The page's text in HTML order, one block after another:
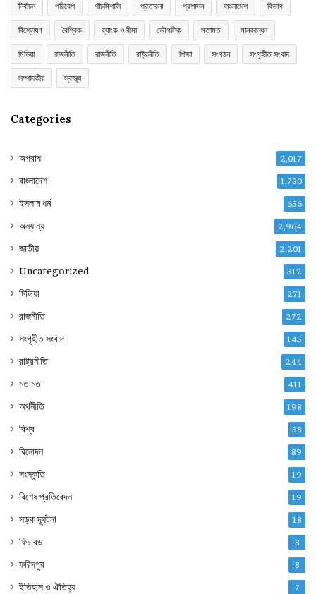
নির্বাচন পরিবেশ পাঁচমিশালি প্রতারনা প্রশাসন বাংলাদেশ বিভাগ
বিশ্লেষণ বৈশ্বিক ব্যাংক ও বীমা ভৌগলিক মতামত মানববন্ধন
মিডিয়া রাজনীতি রাজনীতি রাষ্ট্রনীতি শিক্ষা সংগঠন সংগৃহীত সংবাদ
সম্পাদকীয় স্বাস্থ্য
Categories
অপরাধ 2,017
বাংলাদেশ 1,780
ইসলাম ধর্ম 656
অন্যান্য 2,964
জাতীয় 2,201
Uncategorized 312
মিডিয়া 271
রাজনীতি 272
সংগৃহীত সংবাদ 145
রাষ্ট্রনীতি 244
মতামত 411
অর্থনীতি 198
বিশ্ব 58
বিনোদন 89
সংস্কৃতি 19
বিশেষ প্রতিবেদন 19
সড়ক দূর্ঘটনা 18
ফিচারড 8
ফরিদপুর 8
ইতিহাস ও ঐতিহ্য 7